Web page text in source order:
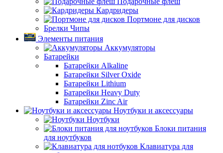
Кардридеры
Портмоне для дисков
Брелки Чипы
Элементы питания
Аккумуляторы
Батарейки
Батарейки Alkaline
Батарейки Silver Oxide
Батарейки Lithium
Батарейки Heavy Duty
Батарейки Zinc Air
Ноутбуки и аксессуары
Ноутбуки
Блоки питания
для ноутбуков
Клавиатура для